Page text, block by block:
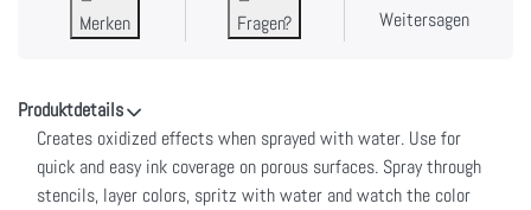
Merken Fragen? Weitersagen
Produktdetails
Creates oxidized effects when sprayed with water. Use for
quick and easy ink coverage on porous surfaces. Spray through
stencils, layer colors, spritz with water and watch the color